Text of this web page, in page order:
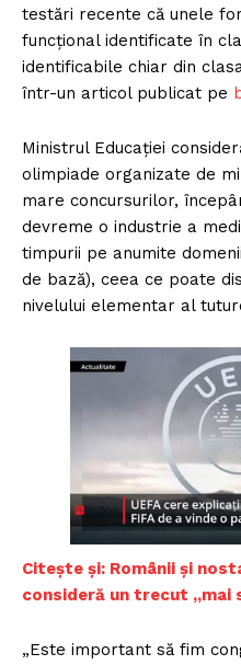
testări recente că unele
funcțional identificate în
identificabile chiar din
într-un articol publicat pe
Ministrul Educației
olimpiade organizate de
mare concursurilor,
devreme o industrie a
timpurii pe anumite
de bază), ceea ce poate
nivelului elementar al
Citește și: Românii și
consideră un trecut „mai
„Este important să fim